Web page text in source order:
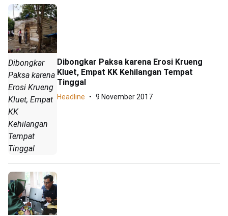
Dibongkar
Paksa karena
Erosi Krueng
Kluet, Empat
KK
Kehilangan
Tempat
Tinggal
Dibongkar Paksa karena Erosi Krueng
Kluet, Empat KK Kehilangan Tempat
Tinggal
Headline 9 November 2017